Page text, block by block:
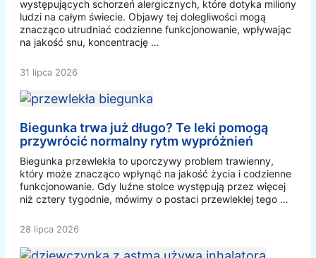
występujących schorzeń alergicznych, które dotyka miliony
ludzi na całym świecie. Objawy tej dolegliwości mogą
znacząco utrudniać codzienne funkcjonowanie, wpływając
na jakość snu, koncentrację …
31 lipca 2026
Biegunka trwa już długo? Te leki pomogą
przywrócić normalny rytm wypróżnień
Biegunka przewlekła to uporczywy problem trawienny,
który może znacząco wpłynąć na jakość życia i codzienne
funkcjonowanie. Gdy luźne stolce występują przez więcej
niż cztery tygodnie, mówimy o postaci przewlekłej tego …
28 lipca 2026